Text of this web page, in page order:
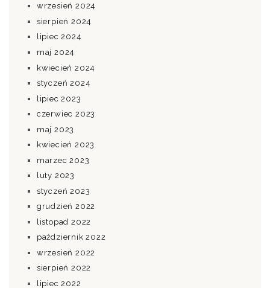
wrzesień 2024
sierpień 2024
lipiec 2024
maj 2024
kwiecień 2024
styczeń 2024
lipiec 2023
czerwiec 2023
maj 2023
kwiecień 2023
marzec 2023
luty 2023
styczeń 2023
grudzień 2022
listopad 2022
październik 2022
wrzesień 2022
sierpień 2022
lipiec 2022